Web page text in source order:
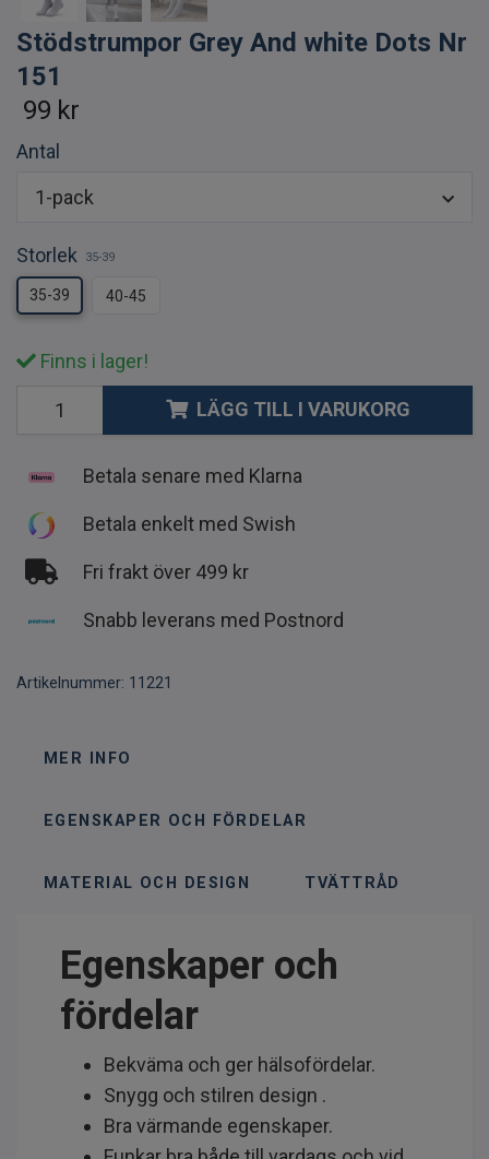
Stödstrumpor Grey And white Dots Nr
151
99 kr
Antal
1-pack
Storlek 35-39
35-39 40-45
Finns i lager!
LÄGG TILL I VARUKORG
Betala senare med Klarna
Betala enkelt med Swish
Fri frakt över 499 kr
Snabb leverans med Postnord
Artikelnummer: 11221
MER INFO
EGENSKAPER OCH FÖRDELAR
MATERIAL OCH DESIGN TVÄTTRÅD
Egenskaper och
fördelar
Bekväma och ger hälsofördelar.
Snygg och stilren design .
Bra värmande egenskaper.